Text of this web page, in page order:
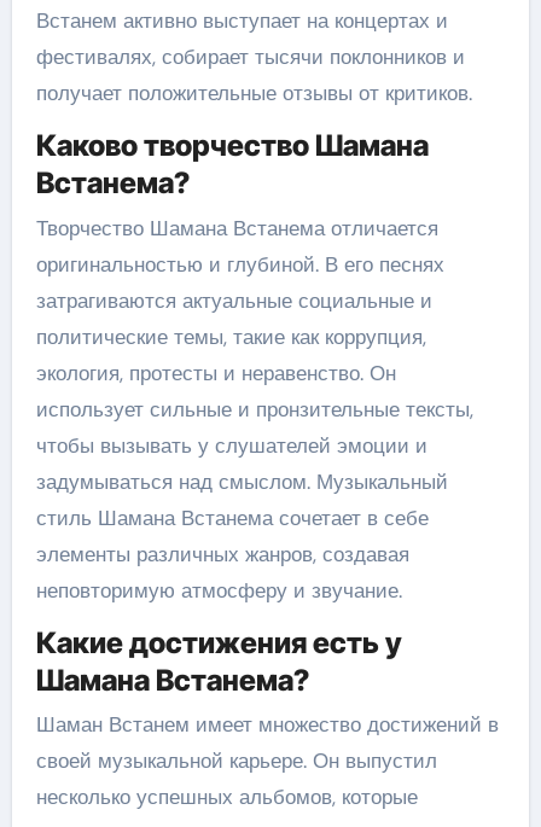
Встанем активно выступает на концертах и
фестивалях, собирает тысячи поклонников и
получает положительные отзывы от критиков.
Каково творчество Шамана
Встанема?
Творчество Шамана Встанема отличается
оригинальностью и глубиной. В его песнях
затрагиваются актуальные социальные и
политические темы, такие как коррупция,
экология, протесты и неравенство. Он
использует сильные и пронзительные тексты,
чтобы вызывать у слушателей эмоции и
задумываться над смыслом. Музыкальный
стиль Шамана Встанема сочетает в себе
элементы различных жанров, создавая
неповторимую атмосферу и звучание.
Какие достижения есть у
Шамана Встанема?
Шаман Встанем имеет множество достижений в
своей музыкальной карьере. Он выпустил
несколько успешных альбомов, которые